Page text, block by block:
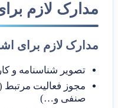
مدارک لازم
مدارک لازم برای
تصویر شناسنامه و
مجوز فعالیت مرتبط
صنفی و…)